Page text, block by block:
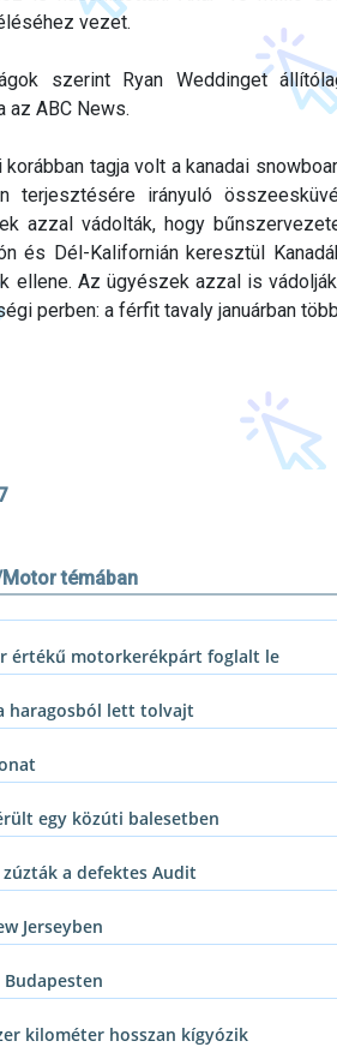
vezet.
szerint Ryan Weddinget
az ABC News.
korábban tagja volt a kanadai
terjesztésére irányuló
azzal vádolták, hogy
és Dél-Kalifornián keresztül
ellene. Az ügyészek azzal is
perben: a férfit tavaly januárban
témában
értékű motorkerékpárt foglalt le
haragosból lett tolvajt
egy közúti balesetben
a defektes Audit
Jerseyben
kilométer hosszan kígyózik